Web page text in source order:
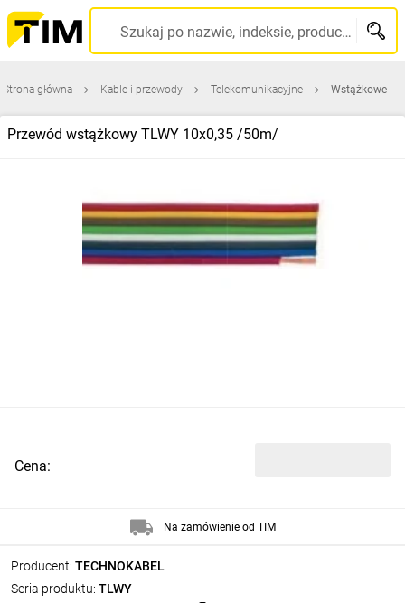
Szukaj po nazwie, indeksie, producencie, kodzie kreskowym...
Strona główna Kable i przewody Telekomunikacyjne Wstążkowe
Przewód wstążkowy TLWY 10x0,35 /50m/
Producent: TECHNOKABEL
Seria produktu: TLWY
Cena:
Na zamówienie od TIM